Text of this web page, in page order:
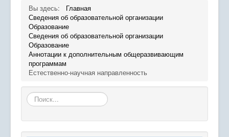
Успех каждого ребенка
Родителям
Сведения об организации отдыха детей и их
оздоровления
Проведение дополнительных профилактических
мероприятий
Вы здесь:
Главная
Сведения об образовательной организации
Образование
Сведения об образовательной организации
Образование
Аннотации к дополнительным общеразвивающим
программам
Естественно-научная направленность
Искать...